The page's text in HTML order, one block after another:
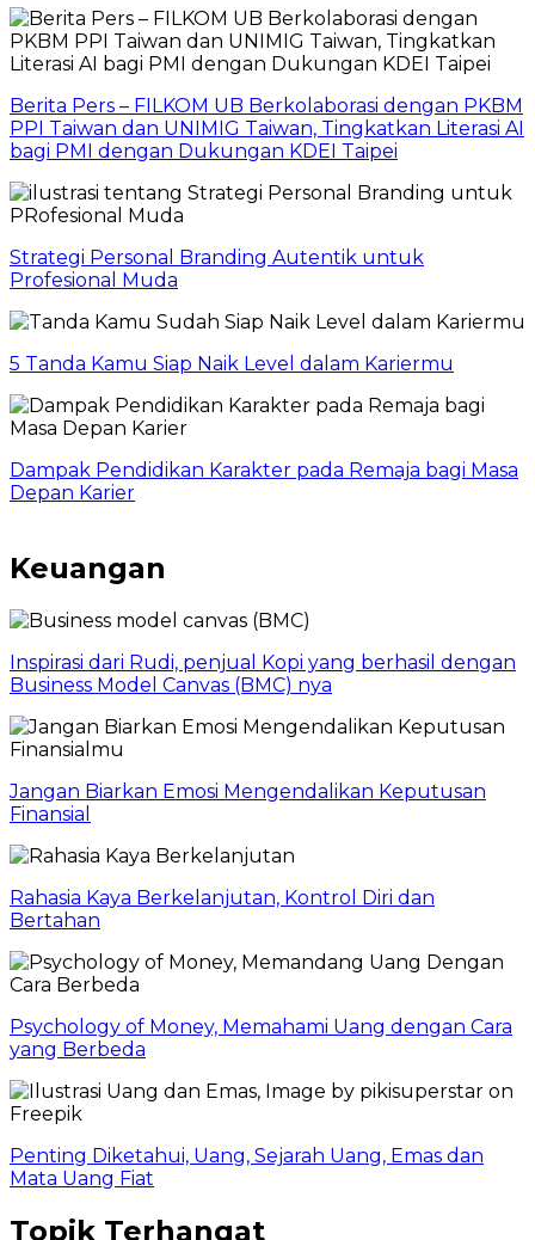
Berita Pers – FILKOM UB Berkolaborasi dengan PKBM
PPI Taiwan dan UNIMIG Taiwan, Tingkatkan Literasi AI
bagi PMI dengan Dukungan KDEI Taipei
Strategi Personal Branding Autentik untuk
Profesional Muda
5 Tanda Kamu Siap Naik Level dalam Kariermu
Dampak Pendidikan Karakter pada Remaja bagi Masa
Depan Karier
Keuangan
Inspirasi dari Rudi, penjual Kopi yang berhasil dengan
Business Model Canvas (BMC) nya
Jangan Biarkan Emosi Mengendalikan Keputusan
Finansial
Rahasia Kaya Berkelanjutan, Kontrol Diri dan
Bertahan
Psychology of Money, Memahami Uang dengan Cara
yang Berbeda
Penting Diketahui, Uang, Sejarah Uang, Emas dan
Mata Uang Fiat
Topik Terhangat